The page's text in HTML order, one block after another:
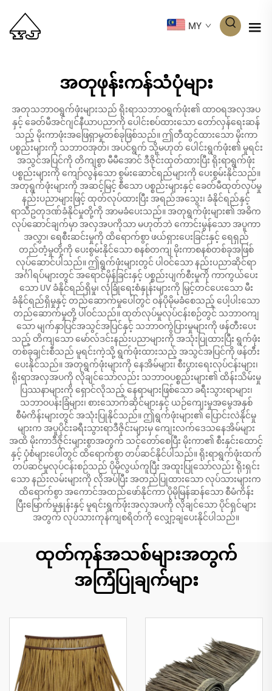
MY
အတုဖုန်းကန်သံပုံများ
အတုသဘာဝရွက်ဖုံးများသည် ရိုးရာသဘာဝရွက်ဖုံး၏ ထာဝရအလှအပ
နှင့် ခေတ်မီအင်ဂျင်နီယာပညာကို ပေါင်းစပ်ထားသော တော်လှန်ရေးဆန်
သည့် မိုးကာဖုံးအဖြေရှာမှုတစ်ခုဖြစ်သည်။ ဤတီထွင်ထားသော မိုးကာ
ပစ္စည်းများကို သဘာဝအုတ်၊ အပင်ရွက် သို့မဟုတ် ပေါင်းရွက်ဖုံး၏ မူရင်း
အသွင်အပြင်ကို တိကျစွာ မီမီအောင် ဒီဇိုင်းထုတ်ထားပြီး ရိုးရာရွက်ဖုံး
ပစ္စည်းများကို ကျော်လွန်သော စွမ်းဆောင်ရည်များကို ပေးစွမ်းနိုင်သည်။
အတုရွက်ဖုံးများကို အဆင့်မြင့် စီသော ပစ္စည်းများနှင့် ခေတ်မီထုတ်လုပ်မှု
နည်းပညာများဖြင့် ထုတ်လုပ်ထားပြီး အရည်အသွေး၊ ခံနိုင်ရည်နှင့်
ရာသီဥတုဒဏ်ခံနိုင်မှုတို့ကို အာမခံပေးသည်။ အတုရွက်ဖုံးများ၏ အဓိက
လုပ်ဆောင်ချက်မှာ အလှအပကိုသာ မဟုတ်ဘဲ ကောင်းမွန်သော အပူကာ
အလွှာ၊ ရေစီးဆင်းမှုကို ထိရောက်စွာ ဖယ်ရှားပေးခြင်းနှင့် ရေရှည်
တည်တံ့မှုတို့ကို ပေးစွမ်းနိုင်သော စနစ်တကျ မိုးကာစနစ်တစ်ခုအဖြစ်
လုပ်ဆောင်ပါသည်။ ဤရွက်ဖုံးများတွင် ပါဝင်သော နည်းပညာဆိုင်ရာ
အင်္ဂါရပ်များတွင် အရောင်မှိန်ခြင်းနှင့် ပစ္စည်းပျက်စီးမှုကို ကာကွယ်ပေး
သော UV ခံနိုင်ရည်ရှိမှု၊ လုံခြုံရေးစံနှုန်းများကို မြှင့်တင်ပေးသော မီး
ခံနိုင်ရည်ရှိမှုနှင့် တည်ဆောက်မှုပေါ်တွင် ဝန်ပိုမိုမခံစေသည့် ပေါ့ပါးသော
တည်ဆောက်မှုတို့ ပါဝင်သည်။ ထုတ်လုပ်မှုလုပ်ငန်းစဉ်တွင် သဘာဝကျ
သော မျက်နှာပြင်အသွင်အပြင်နှင့် သဘာဝကွဲပြားမှုများကို ဖန်တီးပေး
သည့် တိကျသော မော်လ်ဒင်းနည်းပညာများကို အသုံးပြုထားပြီး ရွက်ဖုံး
တစ်ခုချင်းစီသည် မူရင်းကဲ့သို့ ရွက်ဖုံးထားသည့် အသွင်အပြင်ကို ဖန်တီး
ပေးနိုင်သည်။ အတုရွက်ဖုံးများကို နေအိမ်များ၊ စီးပွားရေးလုပ်ငန်းများ၊
ရိုးရာအလှအပကို လိုချင်သော်လည်း သဘာဝပစ္စည်းများ၏ ထိန်းသိမ်းမှု
ပြဿနာများကို ရှောင်လိုသည့် နေရာများဖြစ်သော ခရီးသွားရာများ၊
သဘာဝပန်းခြံများ၊ စားသောက်ဆိုင်များနှင့် ယဉ်ကျေးမှုအမွေအနှစ်
စီမံကိန်းများတွင် အသုံးပြုနိုင်သည်။ ဤရွက်ဖုံးများ၏ ပြောင်းလဲနိုင်မှု
များက အပူပိုင်းခရီးသွားရာဒီဇိုင်းများမှ ကျေးလက်ဒေသနေအိမ်များ
အထိ မိုးကာဒီဇိုင်းများစွာအတွက် သင့်တော်စေပြီး မိုးကာ၏ စီးနှင်းထောင့်
နှင့် ပုံစံများပေါ်တွင် ထိရောက်စွာ တပ်ဆင်နိုင်ပါသည်။ ရိုးရာရွက်ဖုံးထက်
တပ်ဆင်မှုလုပ်ငန်းစဉ်သည် ပိုမိုလွယ်ကူပြီး အထူးပြုသော်လည်း ရိုးရှင်း
သော နည်းလမ်းများကို လိုအပ်ပြီး အတည်ပြုထားသော လုပ်သားများက
ထိရောက်စွာ အကောင်အထည်ဖော်နိုင်ကာ ပိုမိုမြန်ဆန်သော စီမံကိန်း
ပြီးမြောက်မှုနှုန်းနှင့် မူရင်းရွက်ဖုံးအလှအပကို လိုချင်သော ပိုင်ရှင်များ
အတွက် လုပ်သားကုန်ကျစရိတ်ကို လျှော့ချပေးနိုင်ပါသည်။
ထုတ်ကုန်အသစ်များအတွက်
အကြံပြုချက်များ